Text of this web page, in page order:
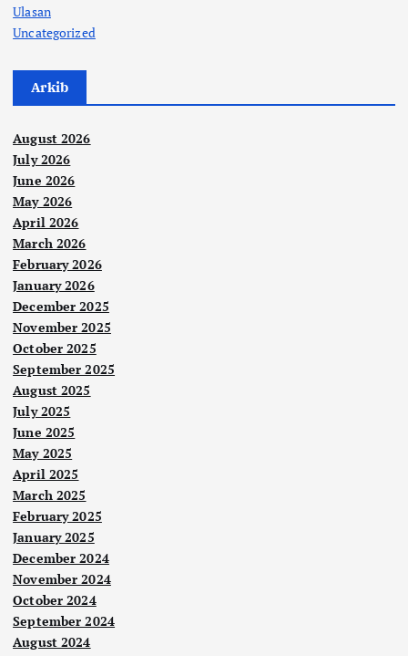
Ulasan
Uncategorized
Arkib
August 2026
July 2026
June 2026
May 2026
April 2026
March 2026
February 2026
January 2026
December 2025
November 2025
October 2025
September 2025
August 2025
July 2025
June 2025
May 2025
April 2025
March 2025
February 2025
January 2025
December 2024
November 2024
October 2024
September 2024
August 2024